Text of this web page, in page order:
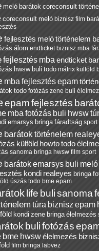
meló barátok coreconsult
coreconsult meló biznisz film
fejlesztés melótörténelem
álom endticket biznisz mba
fejlesztés mba endticket
hwsw buli todo mátrix külföld
mba fejlesztésepam
todo fotózás zene buli
epamfejlesztés
mba fotózás buli hwsw
emarsys bringa fáradtság sport
barátoktörténelem
külföld howtotodo
sanoma bringa hwsw film sport
barátokemarsys buli meló
kondi realeyes bringa
úszás todo bme epam
life bulisanoma
túra biznisz epam
kondi zene bringa élelmezés
bulifotózás
bme hwswélelmezés
film bringa labvez